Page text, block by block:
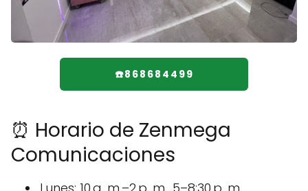
☎️868684499
⏰ Horario de Zenmega
Comunicaciones